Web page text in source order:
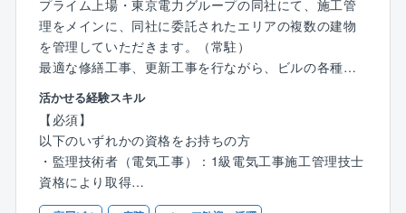
解決と快適な社会の実現に貢献しています。
▼多様なビジネスフィールド
医薬品、食品、化成品などの産業プラントに関わる設
備・工事の企画～設計～建設～メンテナンスに至るま
で、総合的に広範囲なニーズに応えています。
＜空調設備事業＞
半導体や食品、医薬品などの製造に欠かすことのでき
〇設備管理計画、設備修繕計画の作成
〇更新工事の監理
〇関係者との打ち合わせ
【物件例】
オフィスビル／商業施設／病院／大学／研究施設／工
場／物流施設／公共施設／文化施設／ホテル／マンシ
ョン等
※同ポジションは茨城県つくば市でのデータセンターへ
の配属を想定しております。
プライム上場・東京電力グループの同社にて、施工管
理をメインに、同社に委託されたエリアの複数の建物
を管理していただきます。（常駐）
最適な修繕工事、更新工事を行ながら、ビルの各種役
務を最適化を図っていきます。建築技術者のトータル
な経験が活きる業務です。
■同社の魅力
・案件数が多いため、ご経験に合った案件から挑戦
し、徐々にキャリアアップできる環境です。
活かせる経験スキル
【必須】
以下のいずれかの資格をお持ちの方
・監理技術者（電気工事）：1級電気工事施工管理技士
資格により取得
・監理技術者（電気工事）：一定の実務経験により取